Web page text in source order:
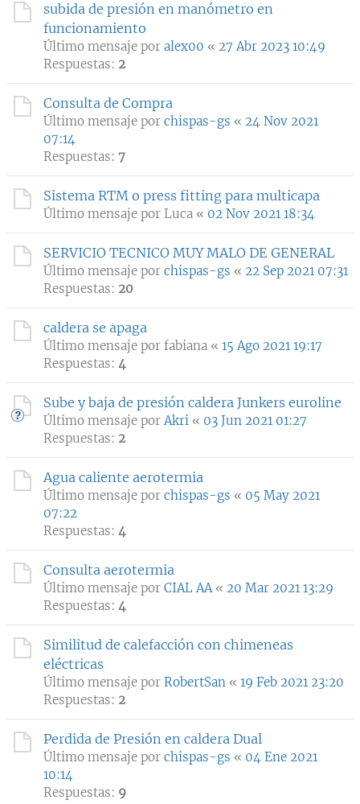
subida de presión en manómetro en
funcionamiento
Último mensaje por alex00 « 27 Abr 2023 10:49
Respuestas: 2
Consulta de Compra
Último mensaje por chispas-gs « 24 Nov 2021
07:14
Respuestas: 7
Sistema RTM o press fitting para multicapa
Último mensaje por Luca « 02 Nov 2021 18:34
SERVICIO TECNICO MUY MALO DE GENERAL
Último mensaje por chispas-gs « 22 Sep 2021 07:31
Respuestas: 20
caldera se apaga
Último mensaje por fabiana « 15 Ago 2021 19:17
Respuestas: 4
Sube y baja de presión caldera Junkers euroline
Último mensaje porAkri « 03 Jun 2021 01:27
Respuestas: 2
Agua caliente aerotermia
Último mensaje por chispas-gs « 05 May 2021
07:22
Respuestas: 4
Consulta aerotermia
Último mensaje por CIAL AA« 20 Mar 2021 13:29
Respuestas: 4
Similitud de calefacción con chimeneas
eléctricas
Último mensaje por RobertSan « 19 Feb 2021 23:20
Respuestas: 2
Perdida de Presión en caldera Dual
Último mensaje por chispas-gs « 04 Ene 2021
10:14
Respuestas: 9